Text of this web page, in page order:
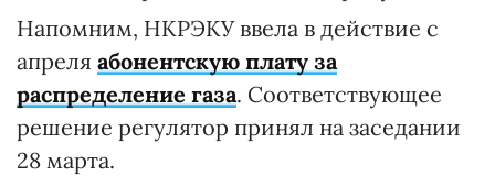
Напомним, НКРЭКУ ввела в действие с
апреля абонентскую плату за
распределение газа. Соответствующее
решение регулятор принял на заседании
28 марта.